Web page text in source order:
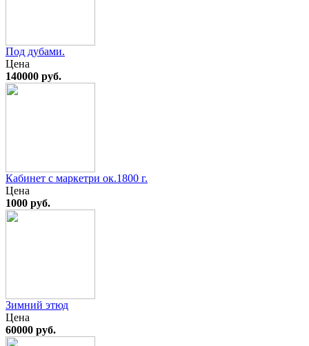
Под дубами.
Цена
140000 руб.
Кабинет с маркетри ок.1800 г.
Цена
1000 руб.
Зимний этюд
Цена
60000 руб.